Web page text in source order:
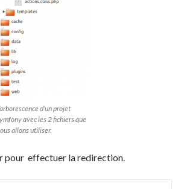
d’un projet
avec les 2 fichiers que
allons utiliser.
pour effectuer la redirection.